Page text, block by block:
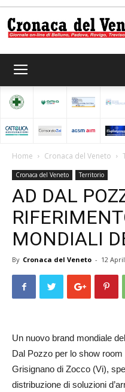
Home Cronaca del Veneto
Cronaca del Veneto Territorio
AD DAL
MONDIALI
By Cronaca del Veneto - 12
Un nuovo brand mondiale
Dal Pozzo per lo show room
Grisignano di Zocco (Vi),
distribuzione di soluzioni